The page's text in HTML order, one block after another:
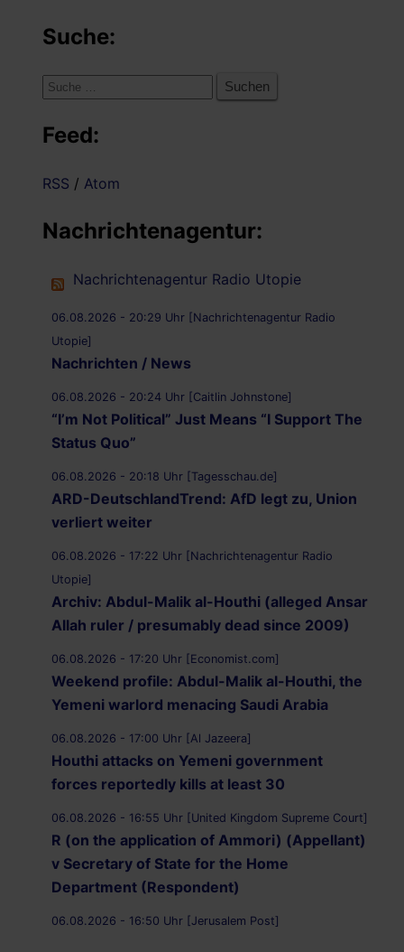
Suche:
Suche
Feed:
RSS / Atom
Nachrichtenagentur:
Nachrichtenagentur Radio Utopie
06.08.2026 - 20:29 Uhr [Nachrichtenagentur Radio
Utopie]
Nachrichten / News
06.08.2026 - 20:24 Uhr [Caitlin Johnstone]
“I’m Not Political” Just Means “I Support The
Status Quo”
06.08.2026 - 20:18 Uhr [Tagesschau.de]
ARD-DeutschlandTrend: AfD legt zu, Union
verliert weiter
06.08.2026 - 17:22 Uhr [Nachrichtenagentur Radio
Utopie]
Archiv: Abdul-Malik al-Houthi (alleged Ansar
Allah ruler / presumably dead since 2009)
06.08.2026 - 17:20 Uhr [Economist.com]
Weekend profile: Abdul-Malik al-Houthi, the
Yemeni warlord menacing Saudi Arabia
06.08.2026 - 17:00 Uhr [Al Jazeera]
Houthi attacks on Yemeni government
forces reportedly kills at least 30
06.08.2026 - 16:55 Uhr [United Kingdom Supreme Court]
R (on the application of Ammori) (Appellant)
v Secretary of State for the Home
Department (Respondent)
06.08.2026 - 16:50 Uhr [Jerusalem Post]